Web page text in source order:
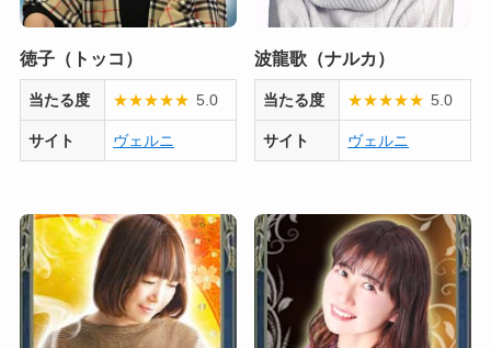
徳子（トッコ）
当たる度 ★★★★★ 5.0
サイト ヴェルニ
波龍歌（ナルカ）
当たる度 ★★★★★ 5.0
サイト ヴェルニ